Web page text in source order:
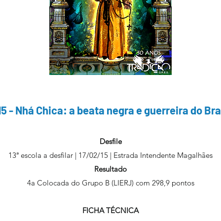
- Nhá Chica: a beata negra e guerreira do
Desfile
13ª escola a desfilar | 17/02/15 | Estrada Intendente Magalhães
Resultado
4a Colocada do Grupo B (LIERJ) com 298,9 pontos
FICHA TÉCNICA